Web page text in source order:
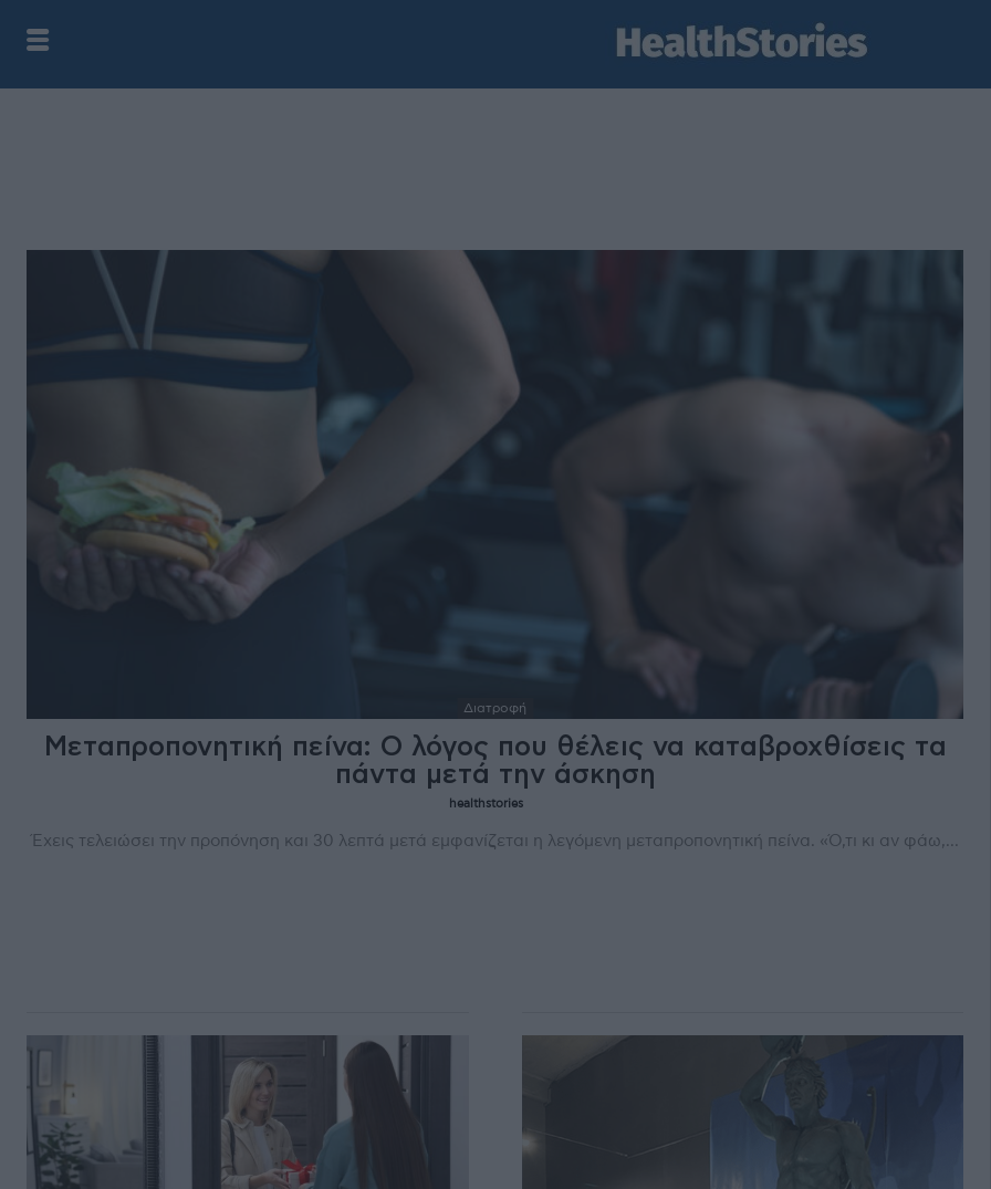
Διατροφή
Μεταπροπονητική πείνα: Ο λόγος που θέλεις να καταβροχθίσεις τα
πάντα μετά την άσκηση
healthstories
Έχεις τελειώσει την προπόνηση και 30 λεπτά μετά εμφανίζεται η λεγόμενη μεταπροπονητική πείνα. «Ό,τι κι αν φάω,...